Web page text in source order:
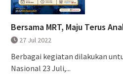
Bersama MRT, Maju Terus
27 Jul 2022
Berbagai kegiatan dilakukan
Nasional 23 Juli,...